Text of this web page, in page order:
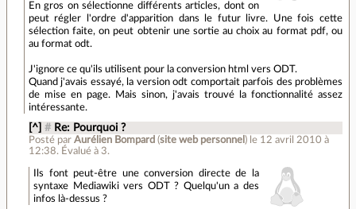
En gros on sélectionne différents articles, dont on
peut régler l'ordre d'apparition dans le futur livre. Une fois cette
sélection faite, on peut obtenir une sortie au choix au format pdf, ou
au format odt.
J'ignore ce qu'ils utilisent pour la conversion html vers ODT.
Quand j'avais essayé, la version odt comportait parfois des problèmes
de mise en page. Mais sinon, j'avais trouvé la fonctionnalité assez
intéressante.
[^] # Re: Pourquoi ?
Posté parAurélien Bompard (site web personnel ) le 12 avril 2010 à
12:38. Évalué à 3.
Ils font peut-être une conversion directe de la
syntaxe Mediawiki vers ODT ? Quelqu'un a des
infos là-dessus ?